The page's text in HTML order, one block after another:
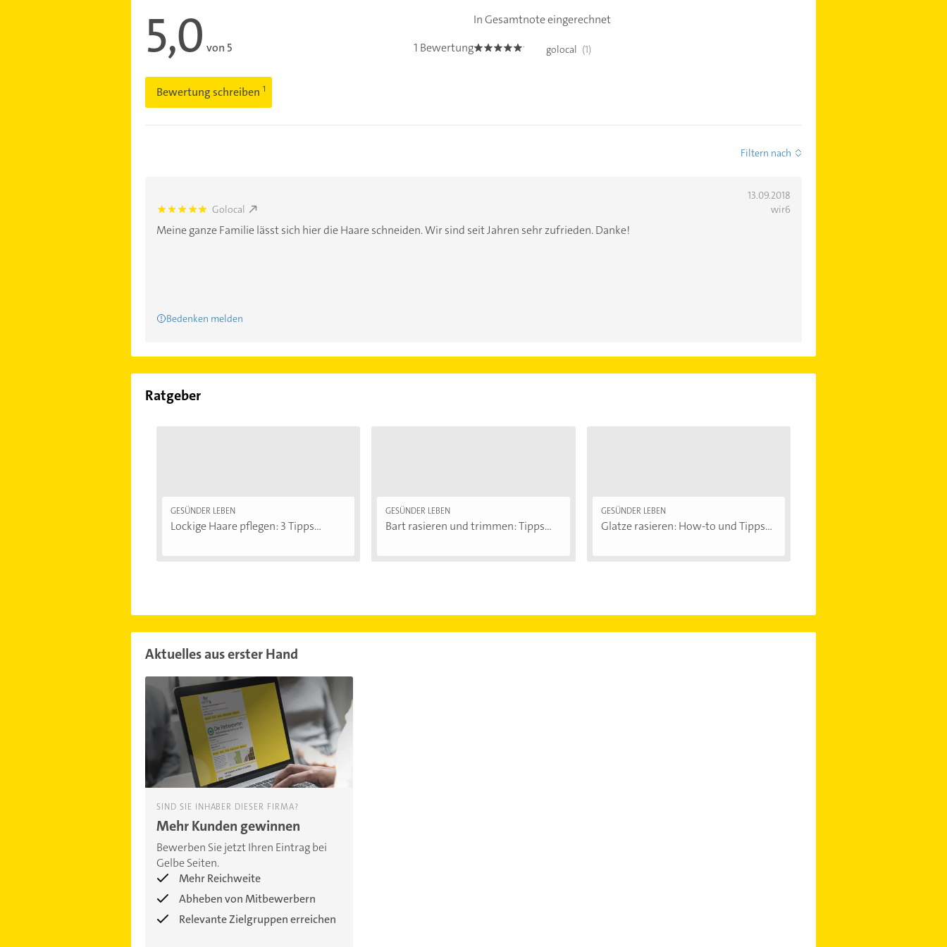
5,0 von 5 1 Bewertung
Bewertung schreiben
In Gesamtnote eingerechnet
5.0 golocal (1)
Filtern nach
13.09.2018
5.0 Golocal wir6
Meine ganze Familie lässt sich hier die Haare schneiden. Wir sind seit Jahren sehr zufrieden. Danke!
Bedenken melden
Ratgeber
GESÜNDER LEBEN
Lockige Haare pflegen: 3 Tipps...
GESÜNDER LEBEN
Bart rasieren und trimmen: Tipps...
GESÜNDER LEBEN
Glatze rasieren: How-to und Tipps...
Aktuelles aus erster Hand
SIND SIE INHABER DIESER FIRMA?
Mehr Kunden gewinnen
Bewerben Sie jetzt Ihren Eintrag bei
Gelbe Seiten.
Mehr Reichweite
Abheben von Mitbewerbern
Relevante Zielgruppen erreichen